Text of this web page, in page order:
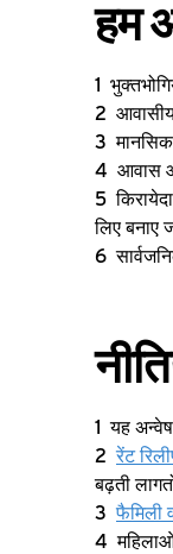
हम
आवास
लिए बनाए
यह
रेंट
बढ़ती
फैमिली